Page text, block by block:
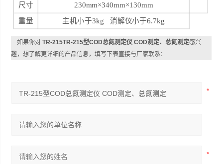
尺寸
230mm×340mm×130mm
重量
主机小于3kg 消解仪小于6.7kg
如果你对TR-215TR-215型COD总氮测定仪 COD测定、总氮测定感兴
趣，想了解更详细的产品信息，填写下表直接与厂家联系：